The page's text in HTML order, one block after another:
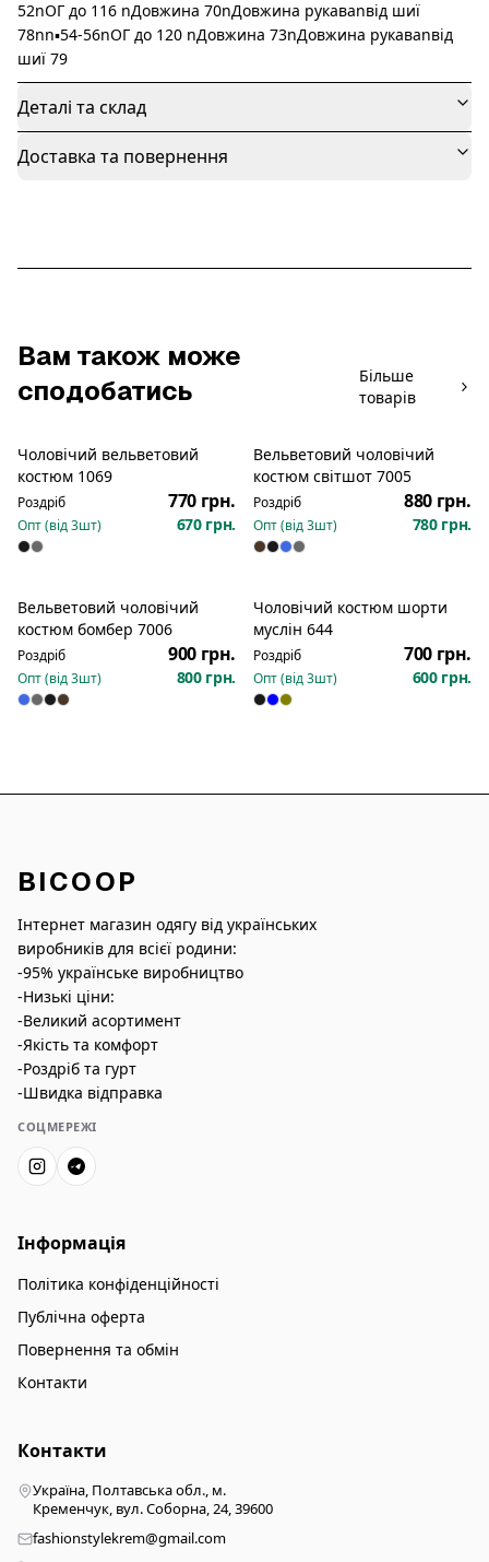
52nОГ до 116 nДовжина 70nДовжина рукаваnвід шиї
78nn▪️54-56nОГ до 120 nДовжина 73nДовжина рукаваnвід
шиї 79
Деталі та склад
Доставка та повернення
Вам також може
сподобатись
Більше
товарів
Чоловічий вельветовий
костюм 1069
Роздріб 770 грн.
Опт (від3шт) 670 грн.
Новинка
Вельветовий чоловічий
костюм світшот 7005
Роздріб 880 грн.
Опт (від3шт) 780 грн.
Новинка
Вельветовий чоловічий
костюм бомбер 7006
Роздріб 900 грн.
Опт (від3шт) 800 грн.
Чоловічий костюм шорти
муслін 644
Роздріб 700 грн.
Опт (від3шт) 600 грн.
BICOOP
Інтернет магазин одягу від українських
виробників для всієї родини:
-95% українське виробництво
-Низькі ціни:
-Великий асортимент
-Якість та комфорт
-Роздріб та гурт
-Швидка відправка
СОЦМЕРЕЖІ
Інформація
Політика конфіденційності
Публічна оферта
Повернення та обмін
Контакти
Контакти
Україна, Полтавська обл., м.
Кременчук, вул. Соборна, 24, 39600
fashionstylekrem@gmail.com